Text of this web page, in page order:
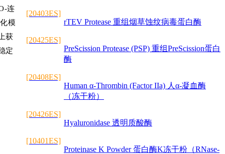
连
模
获
定
[20403ES]
rTEV Protease 重组烟草蚀纹病毒蛋白酶
[20425ES]
PreScission Protease (PSP) 重组PreScission蛋白
酶
[20408ES]
Human α-Thrombin (Factor IIa) 人α-凝血酶
（冻干粉）
[20426ES]
Hyaluronidase 透明质酸酶
[10401ES]
Proteinase K Powder 蛋白酶K冻干粉（RNase-